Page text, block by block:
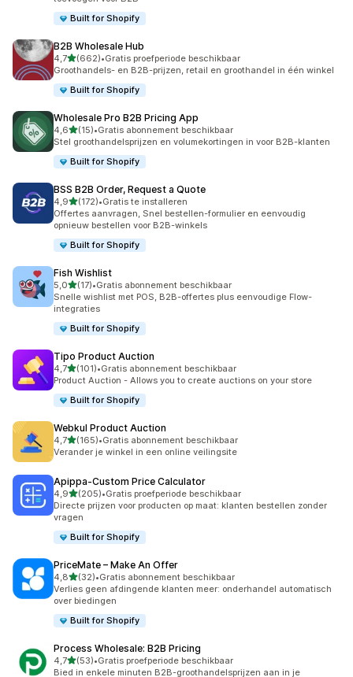
Built for Shopify
B2B Wholesale Hub
4,7van 5 sterren
(662)
662 recensies in totaal
•Gratis proefperiode beschikbaar
Groothandels- en B2B-prijzen, retail en groothandel in één winkel
Built for Shopify
Wholesale Pro B2B Pricing App
4,6van 5 sterren
(15)
15 recensies in totaal
•Gratis abonnement beschikbaar
Stel groothandelsprijzen en volumekortingen in voor B2B-klanten
Built for Shopify
BSS B2B Order, Request a Quote
4,9van 5 sterren
(172)
172 recensies in totaal
•Gratis te installeren
Offertes aanvragen, Snel bestellen-formulier en eenvoudig
opnieuw bestellen voor B2B-winkels
Built for Shopify
Fish Wishlist
5,0van 5 sterren
(17)
17 recensies in totaal
•Gratis abonnement beschikbaar
Snelle wishlist met POS, B2B-offertes plus eenvoudige Flow-
integraties
Built for Shopify
Tipo Product Auction
4,7van 5 sterren
(101)
101 recensies in totaal
•Gratis abonnement beschikbaar
Product Auction - Allows you to create auctions on your store
Built for Shopify
Webkul Product Auction
4,7van 5 sterren
(165)
165 recensies in totaal
•Gratis abonnement beschikbaar
Verander je winkel in een online veilingsite
Apippa‑Custom Price Calculator
4,9van 5 sterren
(205)
205 recensies in totaal
•Gratis proefperiode beschikbaar
Directe prijzen voor producten op maat: klanten bestellen zonder
vragen
Built for Shopify
PriceMate – Make An Offer
4,8van 5 sterren
(32)
32 recensies in totaal
•Gratis abonnement beschikbaar
Verlies geen afdingende klanten meer: onderhandel automatisch
over biedingen
Built for Shopify
Process Wholesale: B2B Pricing
4,7van 5 sterren
(53)
53 recensies in totaal
•Gratis proefperiode beschikbaar
Bied in enkele minuten B2B-groothandelsprijzen aan in je